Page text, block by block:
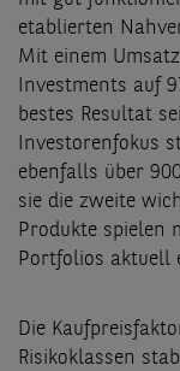
etablierten
Mit einem
Investments auf
bestes Resultat
Investorenfokus
ebenfalls über
sie die zweite
Produkte spielen
Portfolios aktuell
Die
Risikoklassen